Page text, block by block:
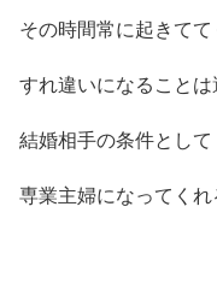
その時間常に起きて
すれ違いになることは
結婚相手の条件として
専業主婦になってくれ